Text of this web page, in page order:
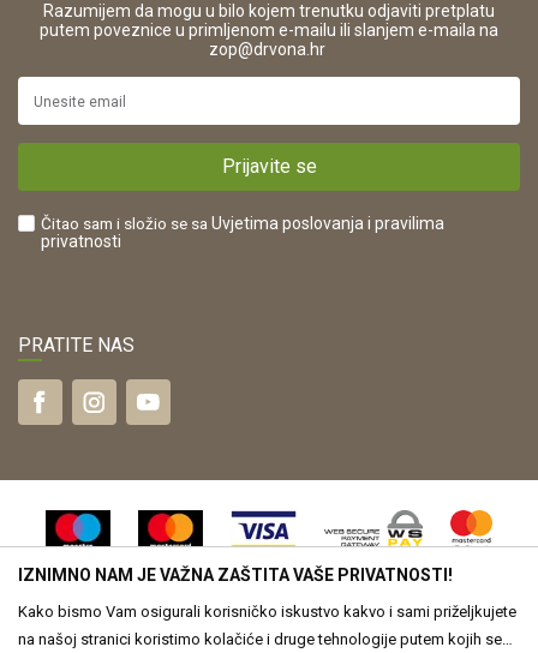
16280
https://www.drvona.hr/
POREZNI BROJ:
Reklamacije
Plaćanje karticama
Što dobivam registracijom?
Razumijem da mogu u bilo kojem trenutku odjaviti pretplatu
putem poveznice u primljenom e-mailu ili slanjem e-maila na
zop@drvona.hr
Prijavite se
Čitao sam i složio se sa Uvjetima poslovanja i pravilima
privatnosti
PRATITE NAS
IZNIMNO NAM JE VAŽNA ZAŠTITA VAŠE PRIVATNOSTI!
Kako bismo Vam osigurali korisničko iskustvo kakvo i sami priželjkujete
na našoj stranici koristimo kolačiće i druge tehnologije putem kojih se